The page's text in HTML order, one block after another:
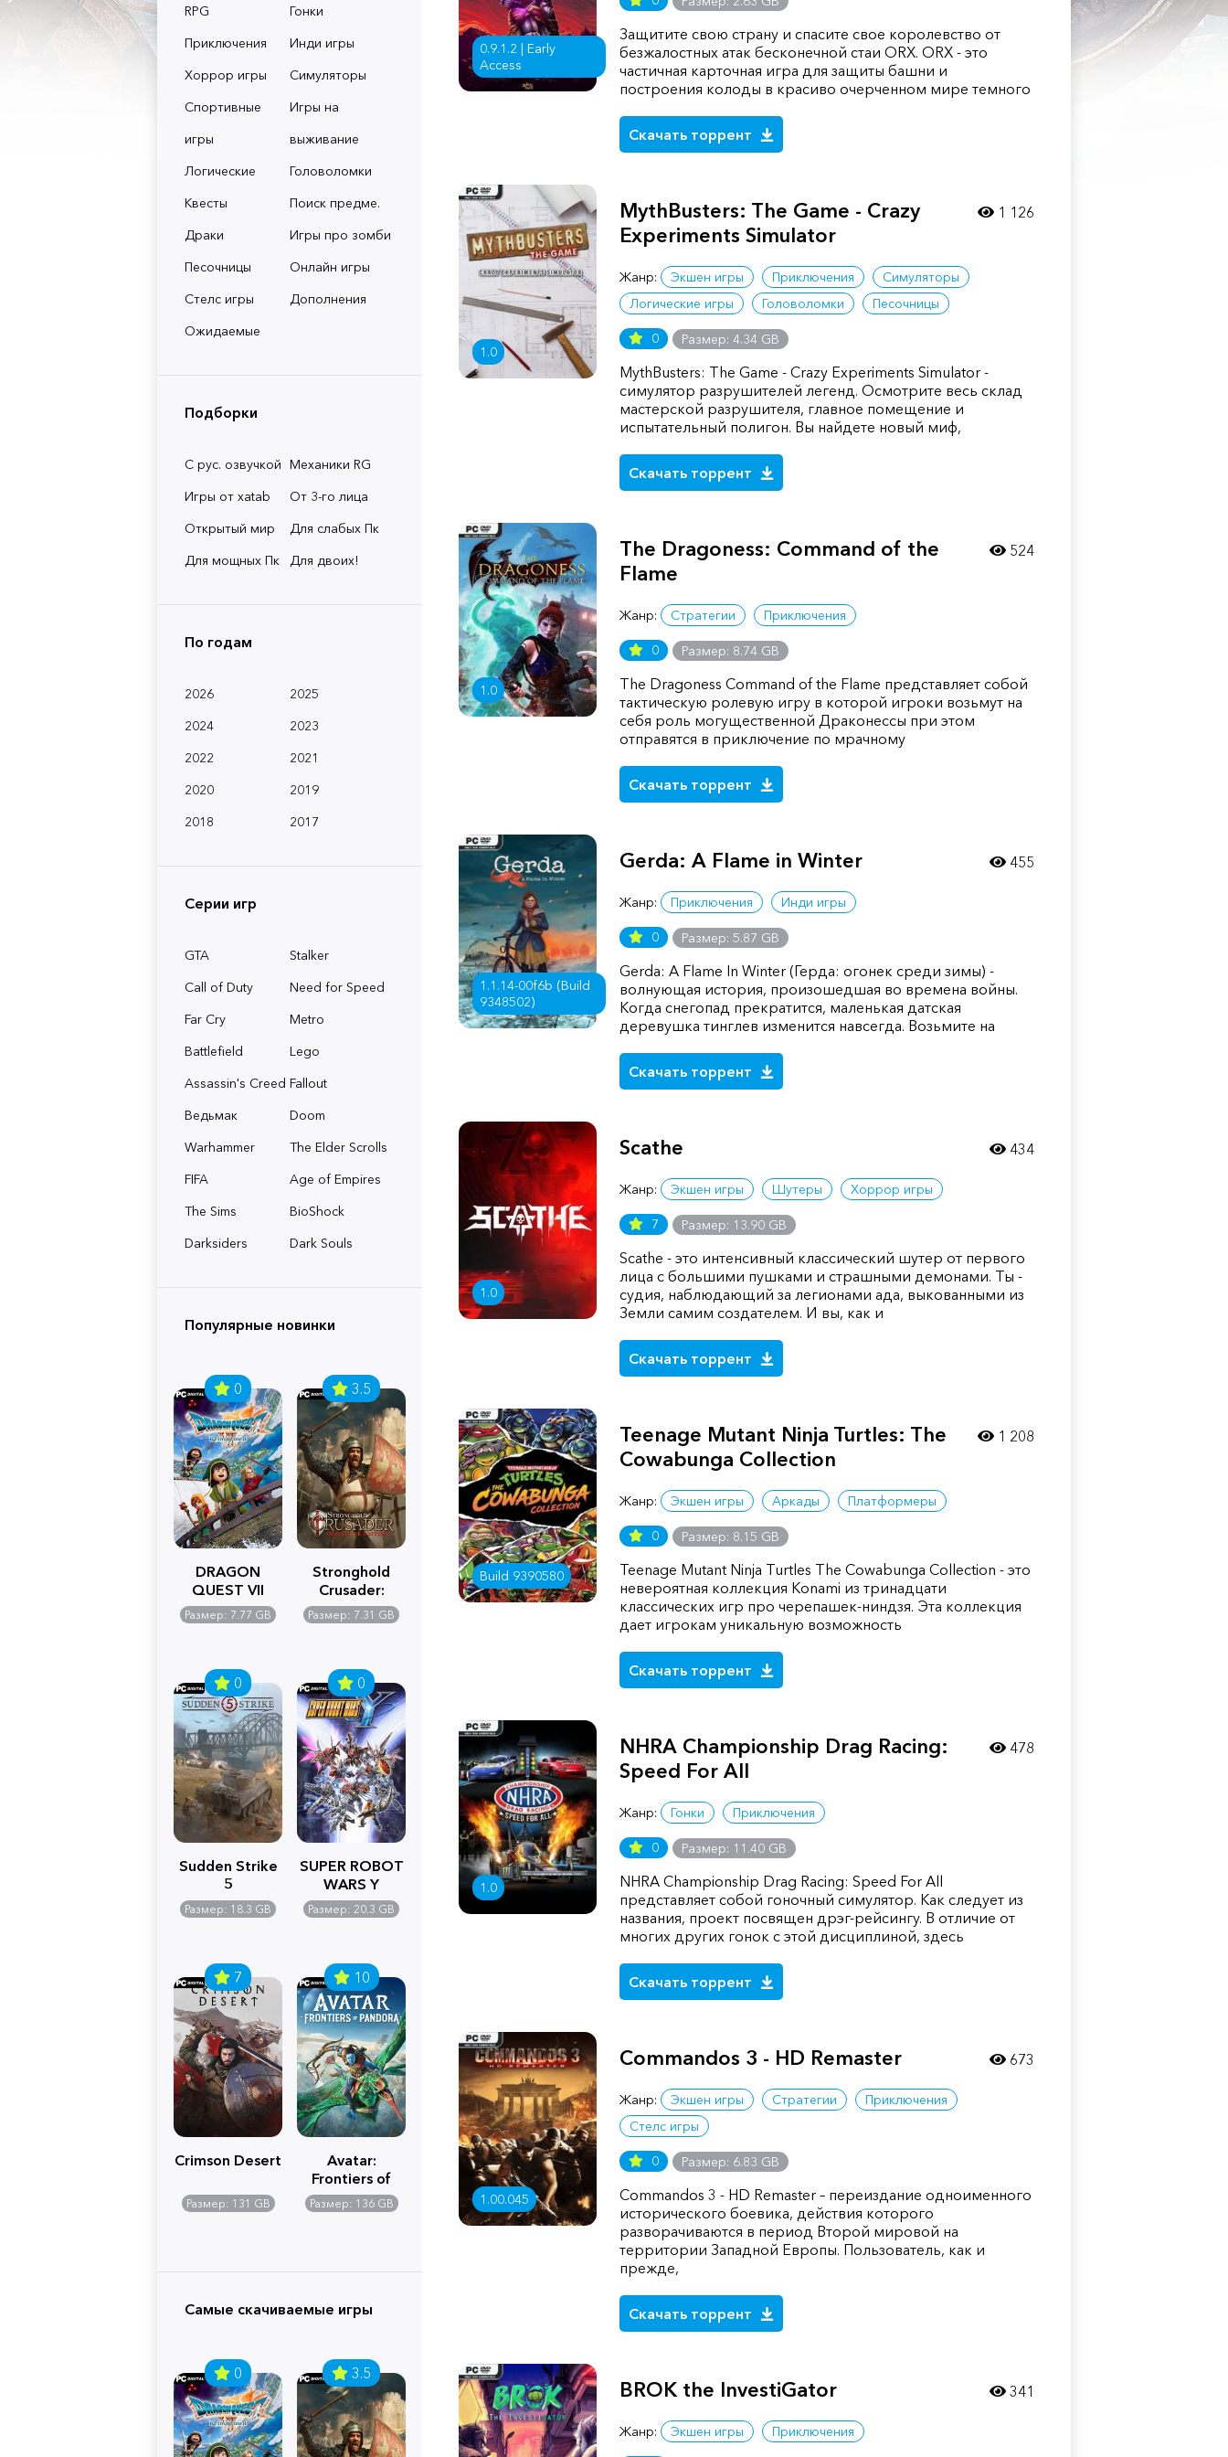
RPG
Гонки
Приключения
Инди игры
Хоррор игры
Симуляторы
Спортивные
игры
Игры на
выживание
Логические
Головоломки
Квесты
Поиск предме.
Драки
Игры про зомби
Песочницы
Онлайн игры
Стелс игры
Дополнения
Ожидаемые
Подборки
С рус. озвучкой Механики RG
Игры от xatab
От 3-го лица
Открытый мир
Для слабых Пк
Для мощных Пк
Для двоих!
По годам
2026
2025
2024
2023
2022
2021
2020
2019
2018
2017
Серии игр
GTA
Stalker
Call of Duty
Need for Speed
Far Cry
Metro
Battlefield
Lego
Assassin's Creed Fallout
Ведьмак
Doom
Warhammer
The Elder Scrolls
FIFA
Age of Empires
The Sims
BioShock
Darksiders
Dark Souls
Популярные новинки
0
DRAGON
QUEST VII
Reimagined
Размер: 7.77 GB
3.5
Stronghold
Crusader:
Definitive
Edition
Размер: 7.31 GB
0
Sudden Strike
5
Размер: 18.3 GB
0
SUPER ROBOT
WARS Y
Размер: 20.3 GB
7
Crimson Desert
Размер: 131 GB
10
Avatar:
Frontiers of
Pandora
Размер: 136 GB
Самые скачиваемые игры
0 3.5
0.9.1.2 | Early
Access
Защитите свою страну и спасите свое королевство от
безжалостных атак бесконечной стаи ORX. ORX - это
частичная карточная игра для защиты башни и
построения колоды в красиво очерченном мире темного
Скачать торрент
1.0
MythBusters: The Game - Crazy
Experiments Simulator
Жанр: Экшен игры Приключения
Симуляторы
Логические игры
Головоломки Песочницы
0 Размер: 4.34 GB
MythBusters: The Game - Crazy Experiments Simulator -
симулятор разрушителей легенд. Осмотрите весь склад
мастерской разрушителя, главное помещение и
испытательный полигон. Вы найдете новый миф,
Скачать торрент
1 126
1.0
The Dragoness: Command of the
Flame
Жанр: Стратегии Приключения
0 Размер: 8.74 GB
The Dragoness Command of the Flame представляет собой
тактическую ролевую игру в которой игроки возьмут на
себя роль могущественной Драконессы при этом
отправятся в приключение по мрачному
Скачать торрент
524
1.1.14-00f6b (Build
9348502)
Gerda: A Flame in Winter
Жанр: Приключения Инди игры
0 Размер: 5.87 GB
Gerda: A Flame In Winter (Герда: огонек среди зимы) -
волнующая история, произошедшая во времена войны.
Когда снегопад прекратится, маленькая датская
деревушка тинглев изменится навсегда. Возьмите на
Скачать торрент
455
1.0
Scathe
Жанр: Экшен игры Шутеры Хоррор игры
7 Размер: 13.90 GB
Scathe - это интенсивный классический шутер от первого
лица с большими пушками и страшными демонами. Ты -
судия, наблюдающий за легионами ада, выкованными из
Земли самим создателем. И вы, как и
Скачать торрент
434
Build 9390580
Teenage Mutant Ninja Turtles: The
Cowabunga Collection
Жанр: Экшен игры Аркады Платформеры
0 Размер: 8.15 GB
Teenage Mutant Ninja Turtles The Cowabunga Collection - это
невероятная коллекция Konami из тринадцати
классических игр про черепашек-ниндзя. Эта коллекция
дает игрокам уникальную возможность
Скачать торрент
1 208
1.0
NHRA Championship Drag Racing:
Speed For All
Жанр: Гонки Приключения
0 Размер: 11.40 GB
NHRA Championship Drag Racing: Speed For All
представляет собой гоночный симулятор. Как следует из
названия, проект посвящен дрэг-рейсингу. В отличие от
многих других гонок с этой дисциплиной, здесь
Скачать торрент
478
1.00.045
Commandos 3 - HD Remaster
Жанр: Экшен игры Стратегии
Приключения
Стелс игры
0 Размер: 6.83 GB
Commandos 3 - HD Remaster – переиздание одноименного
исторического боевика, действия которого
разворачиваются в период Второй мировой на
территории Западной Европы. Пользователь, как и
прежде,
Скачать торрент
673
BROK the InvestiGator
Жанр: Экшен игры Приключения
341